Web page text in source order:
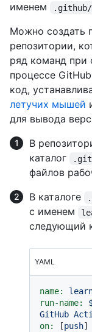
именем
.github/
Можно создать
репозитории,
ряд команд при
процессе
код,
летучих мышей
для вывода
В
каталог
файлов
В каталоге
с именем
следующий
YAML
name:
run-name:
GitHub
on:
[push